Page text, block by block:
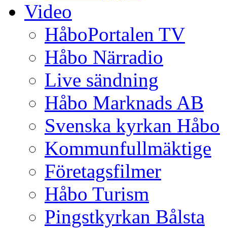
Video
HåboPortalen TV
Håbo Närradio
Live sändning
Håbo Marknads AB
Svenska kyrkan Håbo
Kommunfullmäktige
Företagsfilmer
Håbo Turism
Pingstkyrkan Bålsta